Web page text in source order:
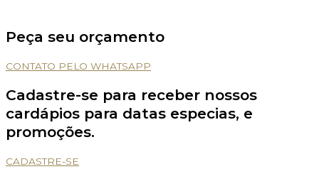
Peça seu orçamento
CONTATO PELO WHATSAPP
Cadastre-se para receber nossos
cardápios para datas especias, e
promoções.
CADASTRE-SE